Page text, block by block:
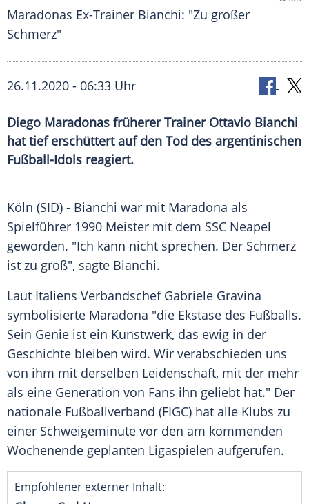
Maradonas Ex-Trainer Bianchi: "Zu großer
Schmerz"
26.11.2020 - 06:33 Uhr
Diego Maradonas früherer Trainer Ottavio Bianchi
hat tief erschüttert auf den Tod des argentinischen
Fußball-Idols reagiert.
Köln (SID) - Bianchi war mit Maradona als
Spielführer 1990 Meister mit dem SSC Neapel
geworden. "Ich kann nicht sprechen. Der Schmerz
ist zu groß", sagte Bianchi.
Laut Italiens Verbandschef Gabriele Gravina
symbolisierte Maradona "die Ekstase des Fußballs.
Sein Genie ist ein Kunstwerk, das ewig in der
Geschichte bleiben wird. Wir verabschieden uns
von ihm mit derselben Leidenschaft, mit der mehr
als eine Generation von Fans ihn geliebt hat." Der
nationale Fußballverband (FIGC) hat alle Klubs zu
einer Schweigeminute vor den am kommenden
Wochenende geplanten Ligaspielen aufgerufen.
Empfohlener externer Inhalt: